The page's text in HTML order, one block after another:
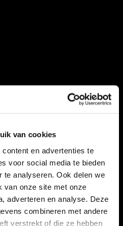
van cookies
en advertenties te
voor social media te bieden
te analyseren. Ook delen we
van onze site met onze
adverteren en analyse. Deze
combineren met andere
verstrekt of die ze hebben